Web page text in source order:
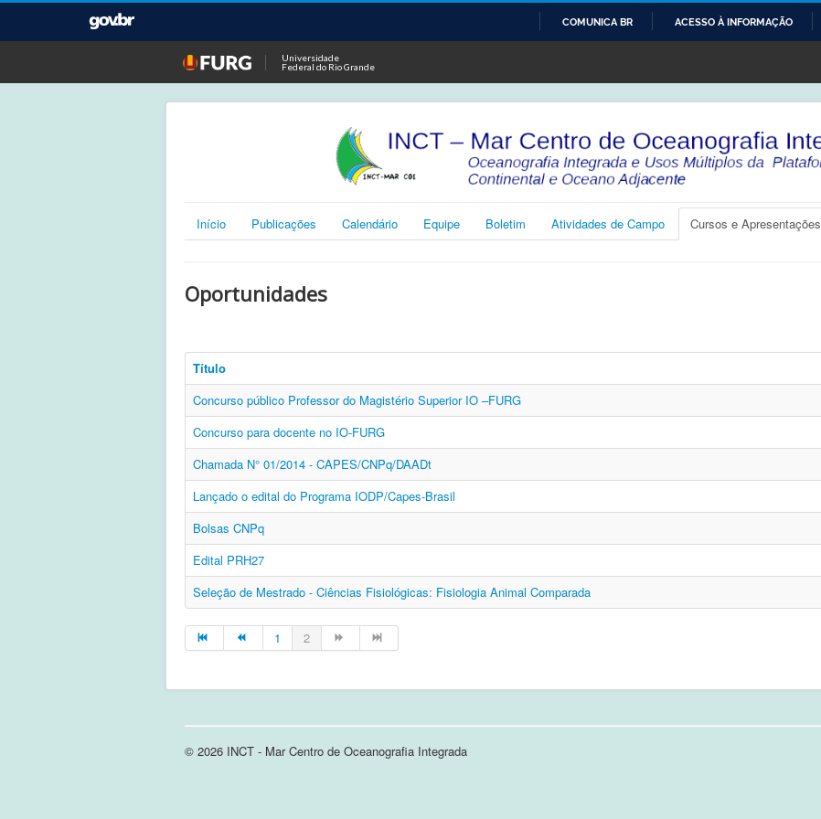
O
CONTEÚDO
COMUNICA BR ACESSO À INFORMAÇÃO
Universidade
Federal do Rio Grande
Início Publicações Calendário Equipe Boletim Atividades de Campo Cursos e Apresentações
Oportunidades
Título
Concurso público Professor do Magistério Superior IO –FURG
Concurso para docente no IO-FURG
Chamada N° 01/2014 - CAPES/CNPq/DAADt
Lançado o edital do Programa IODP/Capes-Brasil
Bolsas CNPq
Edital PRH27
Seleção de Mestrado - Ciências Fisiológicas: Fisiologia Animal Comparada
1 2
© 2026 INCT - Mar Centro de Oceanografia Integrada